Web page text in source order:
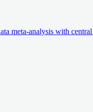
meta-analysis with